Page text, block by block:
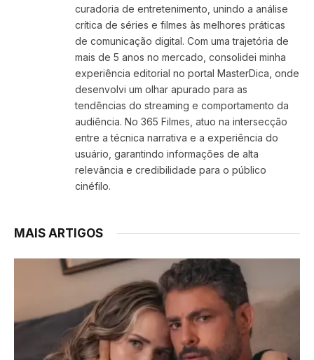
curadoria de entretenimento, unindo a análise
crítica de séries e filmes às melhores práticas
de comunicação digital. Com uma trajetória de
mais de 5 anos no mercado, consolidei minha
experiência editorial no portal MasterDica, onde
desenvolvi um olhar apurado para as
tendências do streaming e comportamento da
audiência. No 365 Filmes, atuo na intersecção
entre a técnica narrativa e a experiência do
usuário, garantindo informações de alta
relevância e credibilidade para o público
cinéfilo.
MAIS ARTIGOS